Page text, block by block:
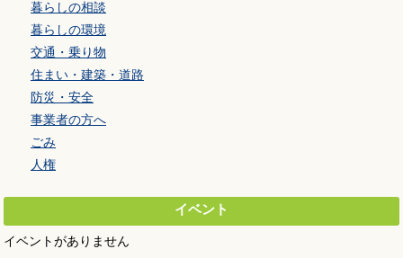
暮らしの相談
暮らしの環境
交通・乗り物
住まい・建築・道路
防災・安全
事業者の方へ
ごみ
人権
イベント
イベントがありません